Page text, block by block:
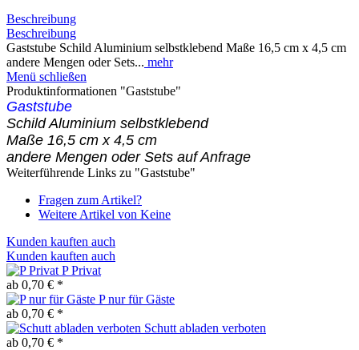
Beschreibung
Beschreibung
Gaststube Schild Aluminium selbstklebend Maße 16,5 cm x 4,5 cm
andere Mengen oder Sets... mehr
Menü schließen
Produktinformationen "Gaststube"
Gaststube
Schild Aluminium selbstklebend
Maße 16,5 cm x 4,5 cm
andere Mengen oder Sets auf Anfrage
Weiterführende Links zu "Gaststube"
Fragen zum Artikel?
Weitere Artikel von Keine
Kunden kauften auch
Kunden kauften auch
P Privat
ab 0,70 € *
P nur für Gäste
ab 0,70 € *
Schutt abladen verboten
ab 0,70 € *